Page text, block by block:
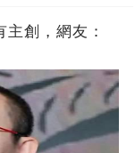
創，網友：